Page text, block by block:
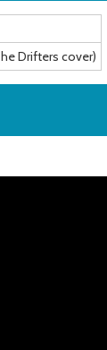
Drifters cover)